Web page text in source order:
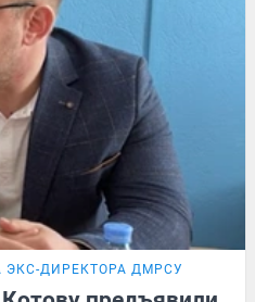
ЭКС-ДИРЕКТОРА ДМРСУ